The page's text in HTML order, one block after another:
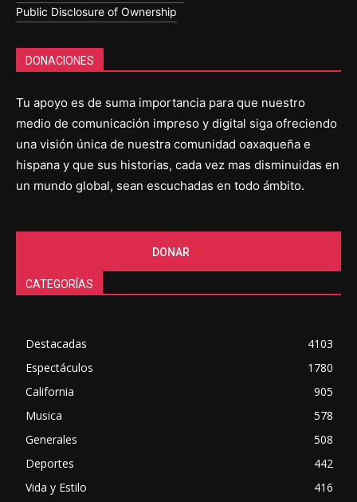
Public Disclosure of Ownership
DONACIONES
Tu apoyo es de suma importancia para que nuestro
medio de comunicación impreso y digital siga ofreciendo
una visión única de nuestra comunidad oaxaqueña e
hispana y que sus historias, cada vez mas disminuidas en
un mundo global, sean escuchadas en todo ámbito.
DONAR
CATEGORÍAS
Destacadas
4103
Espectáculos
1780
California
905
Musica
578
Generales
508
Deportes
442
Vida y Estilo
416